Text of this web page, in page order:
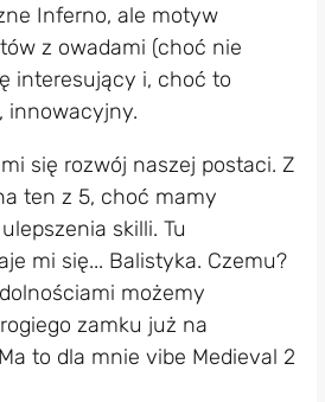
Inferno, ale motyw
z owadami (choć nie
interesujący i, choć to
innowacyjny.
się rozwój naszej postaci. Z
ten z 5, choć mamy
skilli. Tu
mi się... Balistyka. Czemu?
możemy
zamku już na
to dla mnie vibe Medieval 2